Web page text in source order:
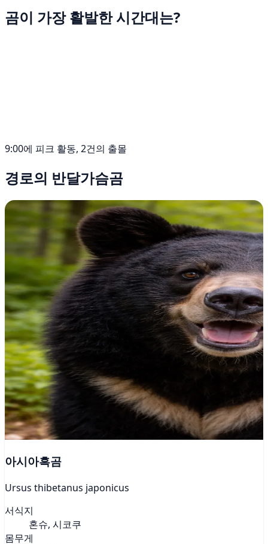
곰이 가장 활발한 시간대는?
9:00에 피크 활동, 2건의 출몰
경로의 반달가슴곰
아시아흑곰
Ursus thibetanus japonicus
서식지
혼슈, 시코쿠
몸무게